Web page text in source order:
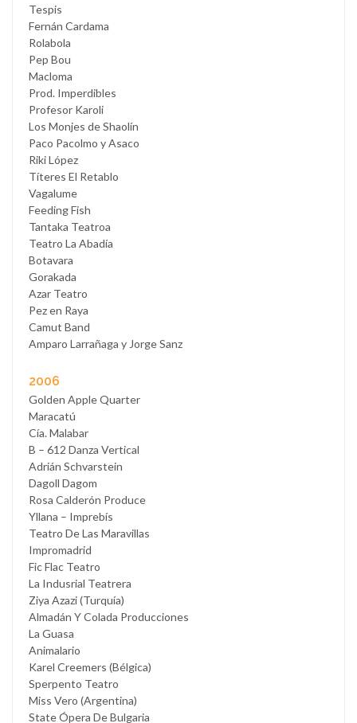
Tespis
Fernán Cardama
Rolabola
Pep Bou
Macloma
Prod. Imperdibles
Profesor Karoli
Los Monjes de Shaolín
Paco Pacolmo y Asaco
Riki López
Títeres El Retablo
Vagalume
Feeding Fish
Tantaka Teatroa
Teatro La Abadía
Botavara
Gorakada
Azar Teatro
Pez en Raya
Camut Band
Amparo Larrañaga y Jorge Sanz
2006
Golden Apple Quarter
Maracatú
Cía. Malabar
B – 612 Danza Vertical
Adrián Schvarstein
Dagoll Dagom
Rosa Calderón Produce
Yllana – Imprebís
Teatro De Las Maravillas
Impromadrid
Fic Flac Teatro
La Indusrial Teatrera
Ziya Azazi (Turquía)
Almadán Y Colada Producciones
La Guasa
Animalario
Karel Creemers (Bélgica)
Sperpento Teatro
Miss Vero (Argentina)
State Ópera De Bulgaria